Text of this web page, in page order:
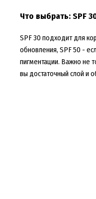
Что выбрать: SPF
SPF 30 подходит для
обновления, SPF 50 -
пигментации. Важно не
вы достаточный слой и